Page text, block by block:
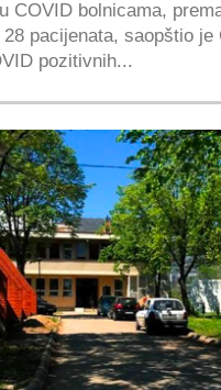
COVID bolnicama,
pacijenata, saopštio
pozitivnih...